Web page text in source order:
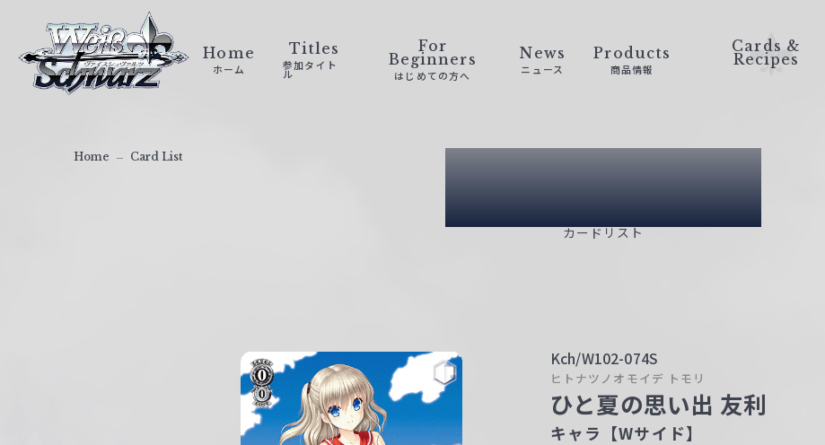
ァ
Home
ホーム
Titles
参加タイト
ル
For
Beginners
はじめての方へ
News
ニュース
Products
商品情報
Cards &
Recipes
Card List
カードリスト
Home Card List
Kch/W102-074S
ヒトナツノオモイデ トモリ
ひと夏の思い出 友利
キャラ【Wサイド】